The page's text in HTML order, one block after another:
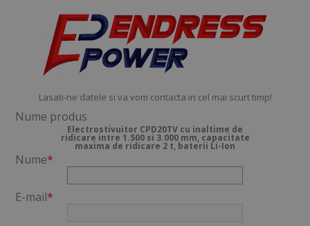
Lasati-ne datele si va vom contacta in cel mai scurt timp!
Nume produs
Electrostivuitor CPD20TV cu inaltime de
ridicare intre 1.500 si 3.000 mm, capacitate
maxima de ridicare 2 t, baterii Li-Ion
Nume*
E-mail*